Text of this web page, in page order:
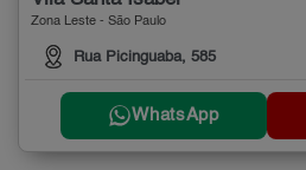
Zona Leste - São Paulo
Rua Picinguaba, 585
WhatsApp